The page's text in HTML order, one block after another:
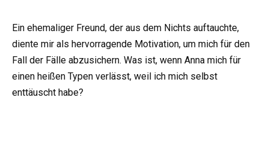
Ein ehemaliger Freund, der aus dem Nichts auftauchte,
diente mir als hervorragende Motivation, um mich für den
Fall der Fälle abzusichern. Was ist, wenn Anna mich für
einen heißen Typen verlässt, weil ich mich selbst
enttäuscht habe?